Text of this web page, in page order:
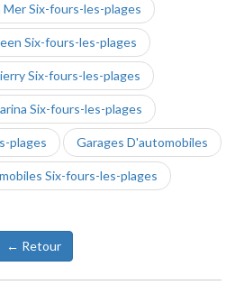
Mer Six-fours-les-plages
Six-fours-les-plages
Six-fours-les-plages
Six-fours-les-plages
plages Garages D'automobiles
Six-fours-les-plages
← Retour